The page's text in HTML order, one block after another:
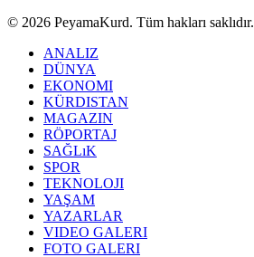
© 2026 PeyamaKurd. Tüm hakları saklıdır.
ANALIZ
DÜNYA
EKONOMI
KÜRDISTAN
MAGAZIN
RÖPORTAJ
SAĞLıK
SPOR
TEKNOLOJI
YAŞAM
YAZARLAR
VIDEO GALERI
FOTO GALERI